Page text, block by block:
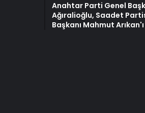
Anahtar Parti Genel
Ağıralioğlu, Saadet
Başkanı Mahmut Arıkan'ı